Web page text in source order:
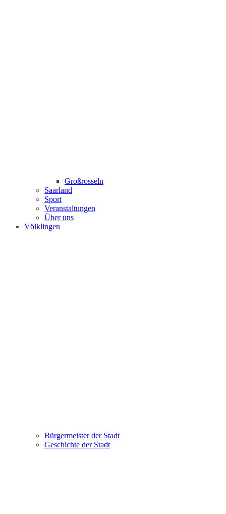
Großrosseln
Saarland
Sport
Veranstaltungen
Über uns
Völklingen
Bürgermeister der Stadt
Geschichte der Stadt